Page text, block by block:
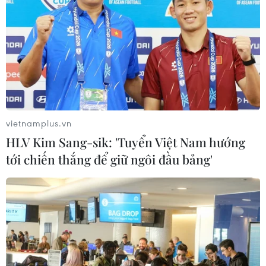
Gia Lai chấp thuận hai dự án chăn
nuôi công nghệ cao trị giá hơn 3.600
tỷ đồng
05/08/2026 06:29
Walt Disney đồng ý bán 50% cổ phần
với giá 1,2 tỷ USD
05/08/2026 04:26
VNPT-VRG và cái “bắt tay” chiến
lược của để xây mô hình khu công
nghiệp công nghệ số
05/08/2026 02:59
vietnamplus.vn
HLV Kim Sang-sik: 'Tuyển Việt Nam hướng
tới chiến thắng để giữ ngôi đầu bảng'